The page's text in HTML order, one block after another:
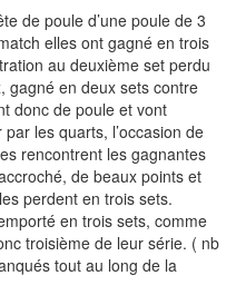
de poule d’une poule de 3
elles ont gagné en trois
au deuxième set perdu
gagné en deux sets contre
donc de poule et vont
les quarts, l’occasion de
rencontrent les gagnantes
de beaux points et
perdent en trois sets.
en trois sets, comme
troisième de leur série. ( nb
tout au long de la